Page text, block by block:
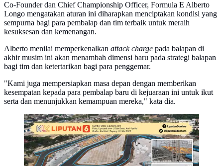
Co-Founder dan Chief Championship Officer, Formula E Alberto
Longo mengatakan aturan ini diharapkan menciptakan kondisi yang
sempurna bagi para pembalap dan tim terbaik untuk meraih
kesuksesan dan kemenangan.
Alberto menilai memperkenalkan attack charge pada balapan di
akhir musim ini akan menambah dimensi baru pada strategi balapan
bagi tim dan ketertarikan bagi para penggemar.
"Kami juga mempersiapkan masa depan dengan memberikan
kesempatan kepada para pembalap baru di kejuaraan ini untuk ikut
serta dan menunjukkan kemampuan mereka," kata dia.